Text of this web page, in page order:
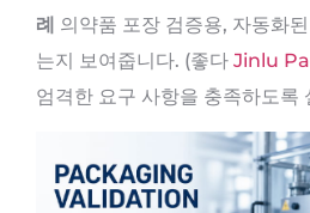
례 의약품 포장 검증용, 자동화
는지 보여줍니다. (좋다 Jinlu
엄격한 요구 사항을 충족하도록